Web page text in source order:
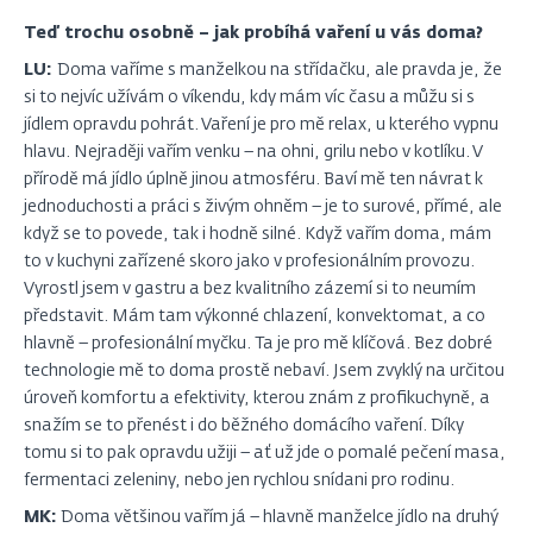
Teď trochu osobně – jak probíhá vaření u vás doma?
LU: Doma vaříme s manželkou na střídačku, ale pravda je, že
si to nejvíc užívám o víkendu, kdy mám víc času a můžu si s
jídlem opravdu pohrát. Vaření je pro mě relax, u kterého vypnu
hlavu. Nejraději vařím venku – na ohni, grilu nebo v kotlíku. V
přírodě má jídlo úplně jinou atmosféru. Baví mě ten návrat k
jednoduchosti a práci s živým ohněm – je to surové, přímé, ale
když se to povede, tak i hodně silné. Když vařím doma, mám
to v kuchyni zařízené skoro jako v profesionálním provozu.
Vyrostl jsem v gastru a bez kvalitního zázemí si to neumím
představit. Mám tam výkonné chlazení, konvektomat, a co
hlavně – profesionální myčku. Ta je pro mě klíčová. Bez dobré
technologie mě to doma prostě nebaví. Jsem zvyklý na určitou
úroveň komfortu a efektivity, kterou znám z profikuchyně, a
snažím se to přenést i do běžného domácího vaření. Díky
tomu si to pak opravdu užiji – ať už jde o pomalé pečení masa,
fermentaci zeleniny, nebo jen rychlou snídani pro rodinu.
MK: Doma většinou vařím já – hlavně manželce jídlo na druhý